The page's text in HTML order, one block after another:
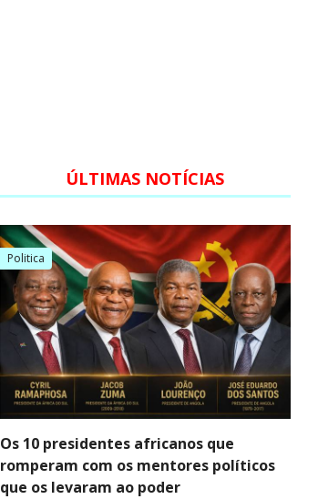
ÚLTIMAS NOTÍCIAS
Politica
Os 10 presidentes africanos que
romperam com os mentores políticos
que os levaram ao poder